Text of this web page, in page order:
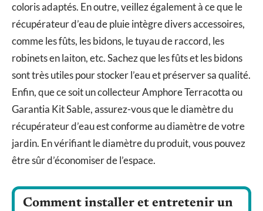
coloris adaptés. En outre, veillez également à ce que le
récupérateur d’eau de pluie intègre divers accessoires,
comme les fûts, les bidons, le tuyau de raccord, les
robinets en laiton, etc. Sachez que les fûts et les bidons
sont très utiles pour stocker l’eau et préserver sa qualité.
Enfin, que ce soit un collecteur Amphore Terracotta ou
Garantia Kit Sable, assurez-vous que le diamètre du
récupérateur d’eau est conforme au diamètre de votre
jardin. En vérifiant le diamètre du produit, vous pouvez
être sûr d’économiser de l’espace.
Comment installer et entretenir un